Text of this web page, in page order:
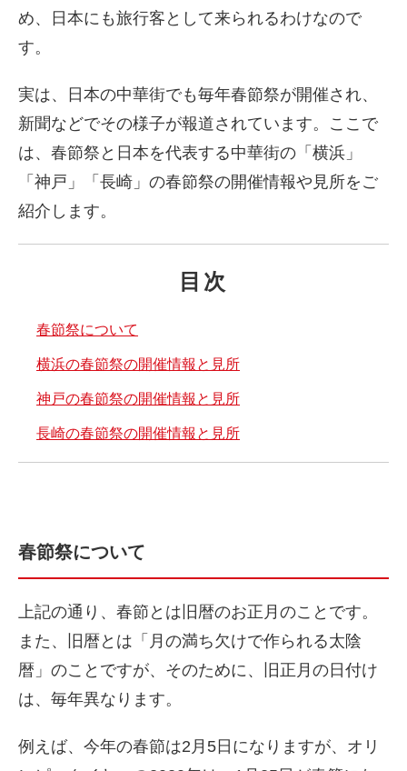
め、日本にも旅行客として来られるわけなので
す。
実は、日本の中華街でも毎年春節祭が開催され、
新聞などでその様子が報道されています。ここで
は、春節祭と日本を代表する中華街の「横浜」
「神戸」「長崎」の春節祭の開催情報や見所をご
紹介します。
目次
春節祭について
横浜の春節祭の開催情報と見所
神戸の春節祭の開催情報と見所
長崎の春節祭の開催情報と見所
春節祭について
上記の通り、春節とは旧暦のお正月のことです。
また、旧暦とは「月の満ち欠けで作られる太陰
暦」のことですが、そのために、旧正月の日付け
は、毎年異なります。
例えば、今年の春節は2月5日になりますが、オリ